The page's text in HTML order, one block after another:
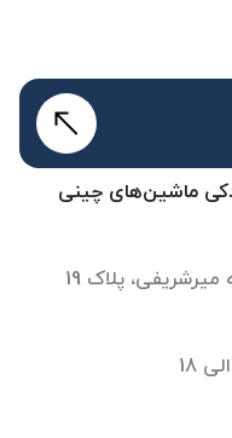
ماشین‌های چینی